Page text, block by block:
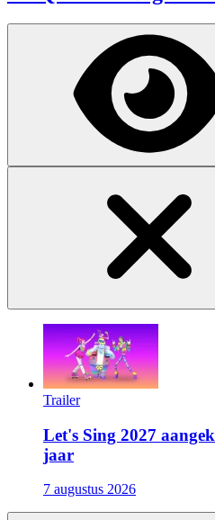
Trailer
Let's Sing 2027
jaar
7 augustus 2026